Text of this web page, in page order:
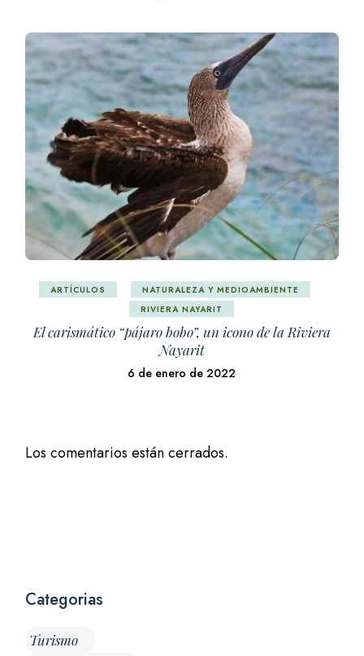
ARTÍCULOS
NATURALEZA Y MEDIOAMBIENTE
RIVIERA NAYARIT
El carismático “pájaro bobo”, un icono de la Riviera
Nayarit
6 de enero de 2022
Los comentarios están cerrados.
Categorias
Turismo